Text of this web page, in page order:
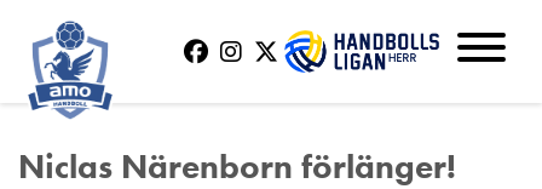
Niclas Närenborn förlänger!